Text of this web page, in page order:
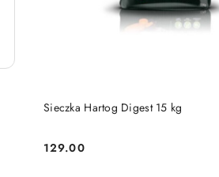
Sieczka Hartog Digest 15 kg
Cena:
129.00
PRODUKT NIEDOSTĘPNY